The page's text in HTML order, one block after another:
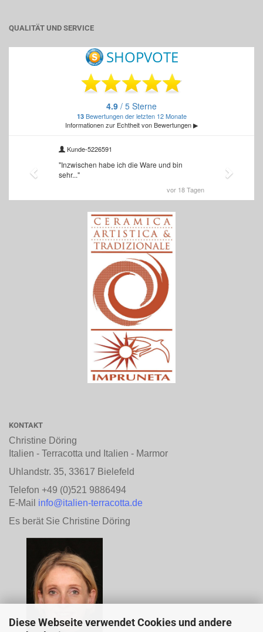
Diese Webseite verwendet Cookies und andere
QUALITÄT UND SERVICE
KONTAKT
Christine Döring
Italien - Terracotta und Italien - Marmor
Uhlandstr. 35, 33617 Bielefeld
Telefon +49 (0)521 9886494
E-Mail info@italien-terracotta.de
Es berät Sie Christine Döring